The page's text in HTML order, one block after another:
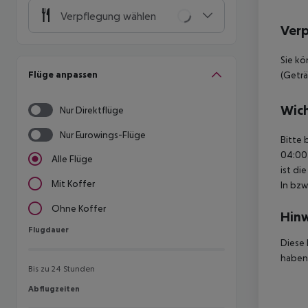
Verpflegung wählen
Flüge anpassen
Nur Direktflüge
Nur Eurowings-Flüge
Alle Flüge
Mit Koffer
Ohne Koffer
Flugdauer
Flugdauer
Bis zu 24 Stunden
Abflugzeiten
Abflugzeiten
Sie
Bitte
04:00
ist
In
Diese